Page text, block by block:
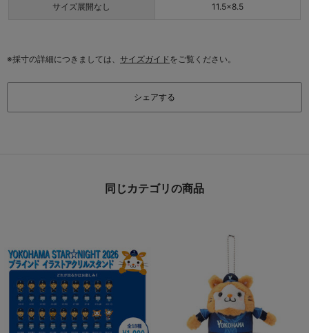
サイズ展開なし 11.5×8.5
※採寸の詳細につきましては、 サイズガイドをご覧ください。
シェアする
同じカテゴリの商品